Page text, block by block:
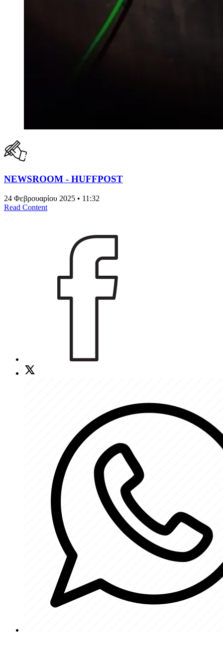
NEWSROOM - HUFFPOST
24 Φεβρουαρίου 2025 • 11:32
Read Content